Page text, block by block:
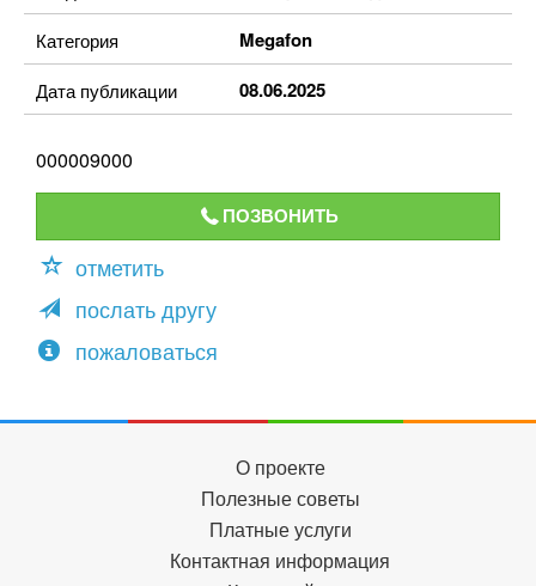
Категория Megafon
Дата публикации 08.06.2025
000009000
ПОЗВОНИТЬ
отметить
послать другу
пожаловаться
О проекте
Полезные советы
Платные услуги
Контактная информация